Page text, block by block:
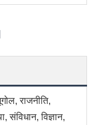
राजनीति,
संविधान, विज्ञान,